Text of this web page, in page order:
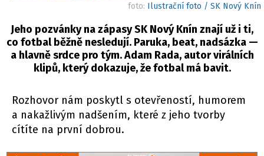
foto: Ilustrační foto / SK Nový Knín
Jeho pozvánky na zápasy SK Nový Knín znají už i ti,
co fotbal běžně nesledují. Paruka, beat, nadsázka —
a hlavně srdce pro tým. Adam Rada, autor virálních
klipů, který dokazuje, že fotbal má bavit.
Rozhovor nám poskytl s otevřeností, humorem
a nakažlivým nadšením, které z jeho tvorby
cítíte na první dobrou.